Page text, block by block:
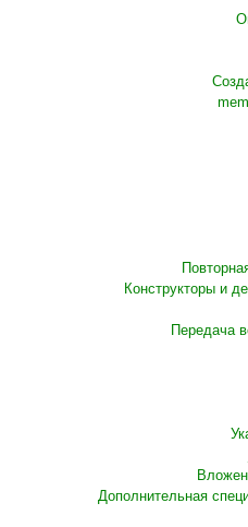
Конструкторы и
Передача
Дополнительная